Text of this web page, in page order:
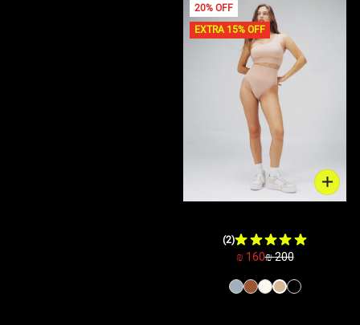
20% OFF
EXTRA 15% OFF
(2)
200 ₪
160 ₪